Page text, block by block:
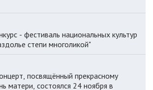
- фестиваль национальных культур
степи многоликой"
посвящённый прекрасному
матери, состоялся 24 ноября в